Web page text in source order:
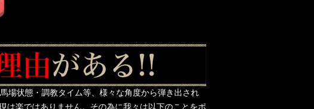
場状態・調教タイム等、様々な角度から弾き出され
は楽ではありません。その為に我々は以下のことをポ